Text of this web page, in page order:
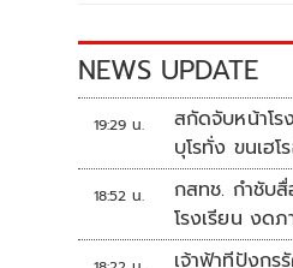
NEWS UPDATE
19:29 น.
สกัดจับหน้าโ
บุโรทั่ง ขนเฮ
18:52 น.
กสทช. กำชับสื่
โรงเรียน งดภ
เสี่ยงเลียนแบบ
เจ้าฟ้าทีปังกร